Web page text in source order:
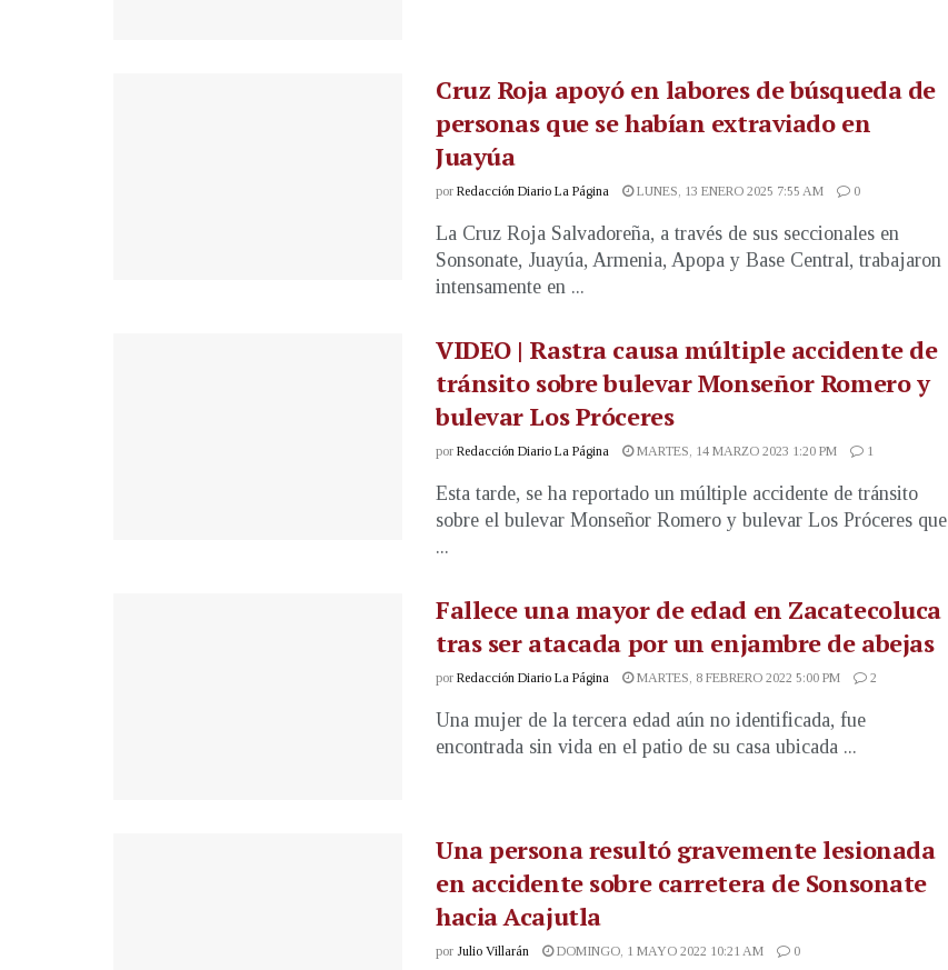
Cruz Roja apoyó en labores de búsqueda de
personas que se habían extraviado en
Juayúa
por Redacción Diario La Página LUNES, 13 ENERO 2025 7:55 AM 0
La Cruz Roja Salvadoreña, a través de sus seccionales en
Sonsonate, Juayúa, Armenia, Apopa y Base Central, trabajaron
intensamente en ...
VIDEO | Rastra causa múltiple accidente de
tránsito sobre bulevar Monseñor Romero y
bulevar Los Próceres
por Redacción Diario La Página MARTES, 14 MARZO 2023 1:20 PM 1
Esta tarde, se ha reportado un múltiple accidente de tránsito
sobre el bulevar Monseñor Romero y bulevar Los Próceres que
...
Fallece una mayor de edad en Zacatecoluca
tras ser atacada por un enjambre de abejas
por Redacción Diario La Página MARTES, 8 FEBRERO 2022 5:00 PM 2
Una mujer de la tercera edad aún no identificada, fue
encontrada sin vida en el patio de su casa ubicada ...
Una persona resultó gravemente lesionada
en accidente sobre carretera de Sonsonate
hacia Acajutla
por Julio Villarán DOMINGO, 1 MAYO 2022 10:21 AM 0